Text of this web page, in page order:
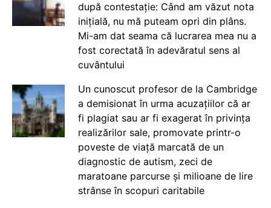
după contestație: Când am văzut nota
inițială, nu mă puteam opri din plâns.
Mi-am dat seama că lucrarea mea nu a
fost corectată în adevăratul sens al
cuvântului
Un cunoscut profesor de la Cambridge
a demisionat în urma acuzațiilor că ar
fi plagiat sau ar fi exagerat în privința
realizărilor sale, promovate printr-o
poveste de viață marcată de un
diagnostic de autism, zeci de
maratoane parcurse și milioane de lire
strânse în scopuri caritabile